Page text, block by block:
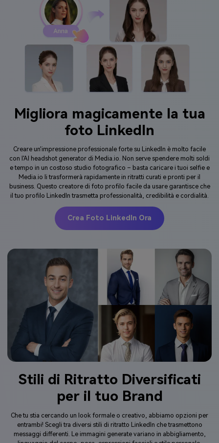
Migliora magicamente la tua
foto LinkedIn
Creare un'impressione professionale forte su LinkedIn è molto facile
con l'AI headshot generator di Media.io. Non serve spendere molti soldi
e tempo in un costoso studio fotografico – basta caricare i tuoi selfie e
Media.io li trasformerà rapidamente in ritratti curati e pronti per il
business. Questo creatore di foto profilo facile da usare garantisce che
il tuo profilo LinkedIn trasmetta professionalità, credibilità e cordialità.
Crea Foto LinkedIn Ora
Stili di Ritratto Diversificati
per il tuo Brand
Che tu stia cercando un look formale o creativo, abbiamo opzioni per
entrambi! Scegli tra diversi stili di ritratto LinkedIn che trasmettono
messaggi differenti. Le immagini generate variano in abbigliamento,